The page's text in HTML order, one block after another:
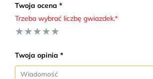
Twoja ocena *
Trzeba wybrać liczbę gwiazdek.*
★
★
★
★
★
Twoja opinia *